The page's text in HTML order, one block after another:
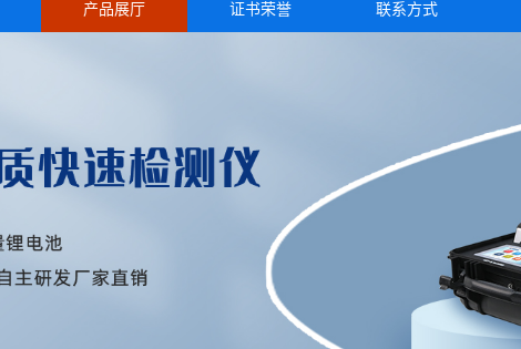
产品展厅 证书荣誉 联系方式